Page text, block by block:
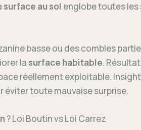
surface au sol englobe toutes les
basse ou des combles
la surface habitable.
réellement exploitable.
éviter toute mauvaise surprise.
? Loi Boutin vs Loi Carrez